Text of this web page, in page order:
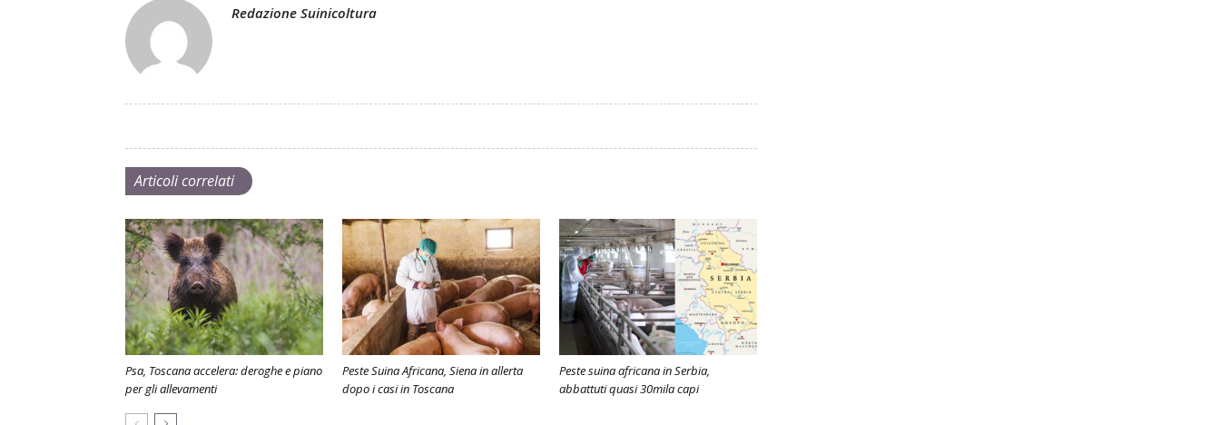
Redazione Suinicoltura
Articoli correlati
Psa, Toscana accelera: deroghe e piano
per gli allevamenti
Peste Suina Africana, Siena in allerta
dopo i casi in Toscana
Peste suina africana in Serbia,
abbattuti quasi 30mila capi